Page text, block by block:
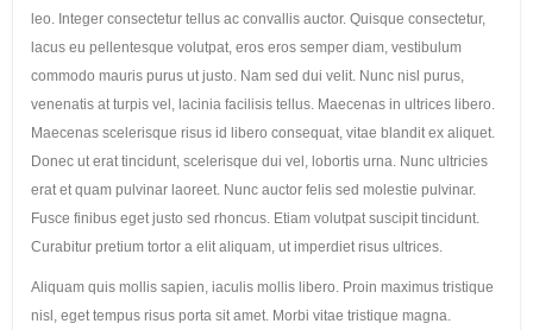
leo. Integer consectetur tellus ac convallis auctor. Quisque consectetur,
lacus eu pellentesque volutpat, eros eros semper diam, vestibulum
commodo mauris purus ut justo. Nam sed dui velit. Nunc nisl purus,
venenatis at turpis vel, lacinia facilisis tellus. Maecenas in ultrices libero.
Maecenas scelerisque risus id libero consequat, vitae blandit ex aliquet.
Donec ut erat tincidunt, scelerisque dui vel, lobortis urna. Nunc ultricies
erat et quam pulvinar laoreet. Nunc auctor felis sed molestie pulvinar.
Fusce finibus eget justo sed rhoncus. Etiam volutpat suscipit tincidunt.
Curabitur pretium tortor a elit aliquam, ut imperdiet risus ultrices.
Aliquam quis mollis sapien, iaculis mollis libero. Proin maximus tristique
nisl, eget tempus risus porta sit amet. Morbi vitae tristique magna.